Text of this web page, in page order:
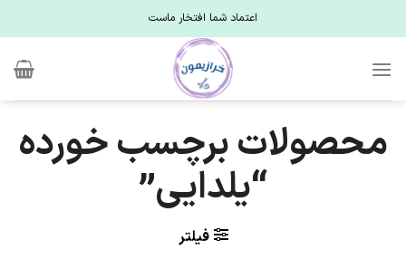
to
اعتماد شما افتخار ماست
محصولات برچسب خورده
“یلدایی”
فیلتر